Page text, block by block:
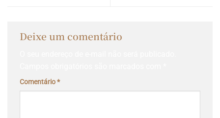
Deixe um comentário
Comentário*